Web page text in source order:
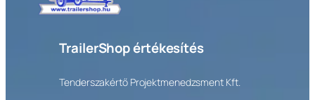
TrailerShop értékesítés
Tenderszakértő Projektmenedzsment Kft.